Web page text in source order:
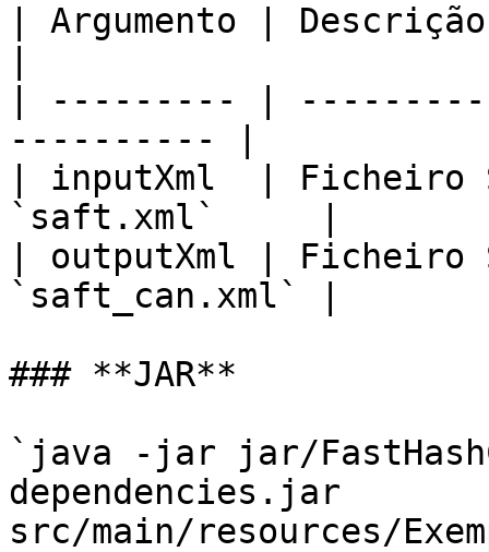
| Argumento |
| --------- |
---------- |
| inputXml  | Ficheiro
`saft.xml`     |
| outputXml | Ficheiro
`saft_can.xml` |
### **JAR**
`java -jar jar/
dependencies.jar
src/main/resources/